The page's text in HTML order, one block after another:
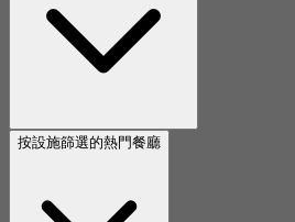
按設施篩選的熱門餐廳